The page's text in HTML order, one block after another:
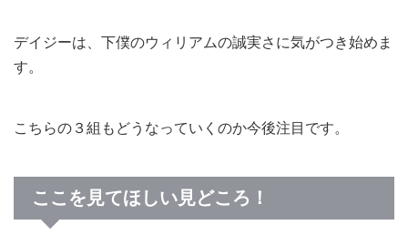
デイジーは、下僕のウィリアムの誠実さに気がつき始めま
す。
こちらの３組もどうなっていくのか今後注目です。
ここを見てほしい見どころ！